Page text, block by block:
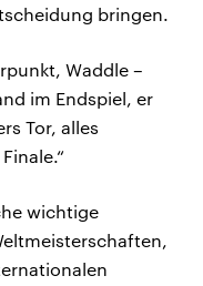
bringen.
Waddle –
im Endspiel, er
Tor, alles
wichtige